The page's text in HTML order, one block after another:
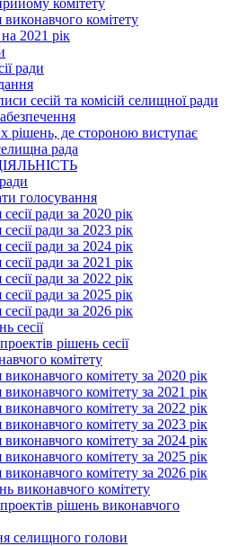
комітету
комітету
2021 рік
ради
сесій та комісій селищної ради
рішень, де стороною виступає
рада
голосування
ради за 2020 рік
ради за 2023 рік
ради за 2024 рік
ради за 2021 рік
ради за 2022 рік
ради за 2025 рік
ради за 2026 рік
сесії
рішень сесії
комітету
комітету за 2020 рік
комітету за 2021 рік
комітету за 2022 рік
комітету за 2023 рік
комітету за 2024 рік
комітету за 2025 рік
комітету за 2026 рік
виконавчого комітету
рішень виконавчого
селищного голови